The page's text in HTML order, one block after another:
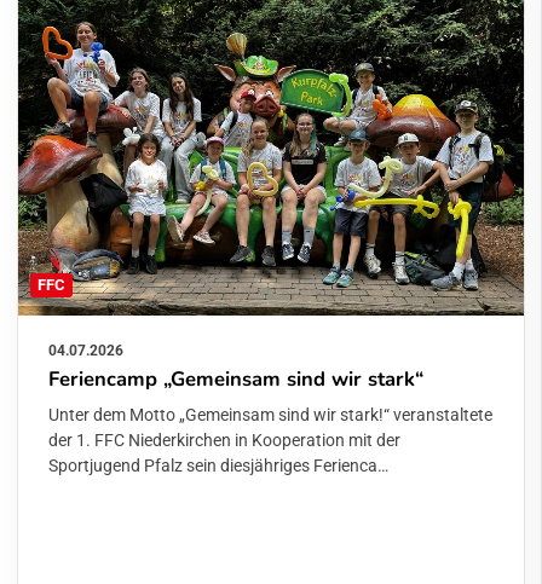
FFC
04.07.2026
Feriencamp „Gemeinsam sind wir stark“
Unter dem Motto „Gemeinsam sind wir stark!“ veranstaltete
der 1. FFC Niederkirchen in Kooperation mit der
Sportjugend Pfalz sein diesjähriges Ferienca…